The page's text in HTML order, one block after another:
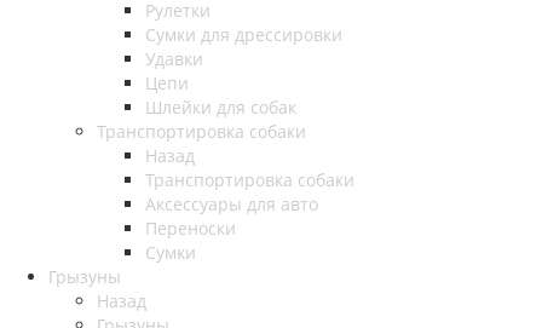
Рулетки
Сумки для дрессировки
Удавки
Цепи
Шлейки для собак
Транспортировка собаки
Назад
Транспортировка собаки
Аксессуары для авто
Переноски
Сумки
Грызуны
Назад